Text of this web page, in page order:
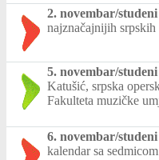
2. novembar/studeni
najznačajnijih srpskih
5. novembar/studeni
Katušić, srpska
Fakulteta muzičke
6. novembar/studeni
kalendar sa